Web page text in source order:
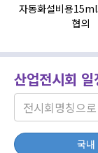
자동화설비용
협의
산업전시회 일
국내